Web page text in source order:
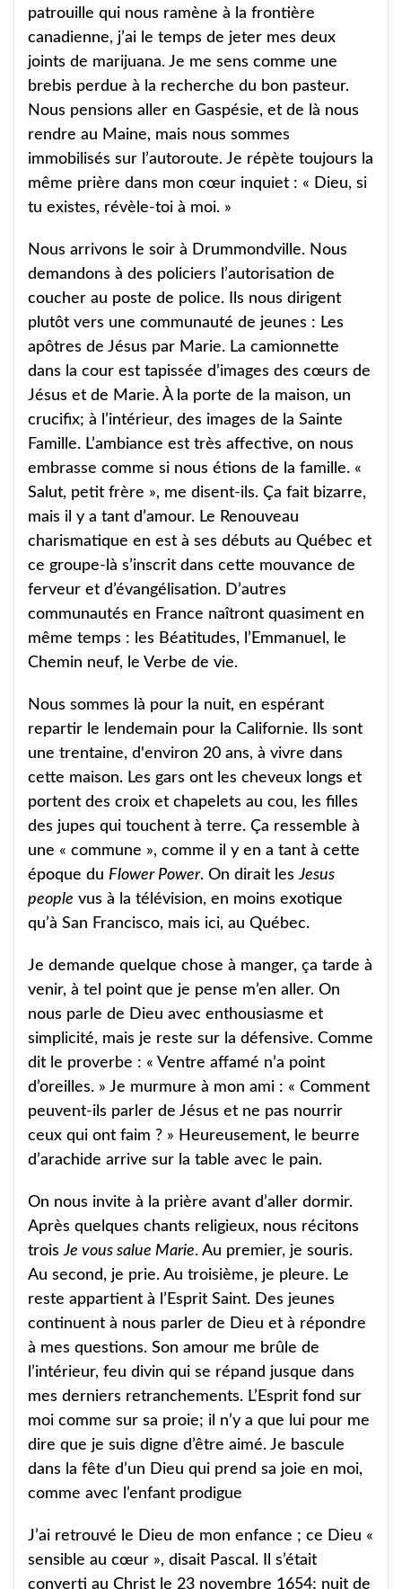
patrouille qui nous ramène à la frontière
canadienne, j’ai le temps de jeter mes deux
joints de marijuana. Je me sens comme une
brebis perdue à la recherche du bon pasteur.
Nous pensions aller en Gaspésie, et de là nous
rendre au Maine, mais nous sommes
immobilisés sur l’autoroute. Je répète toujours la
même prière dans mon cœur inquiet : « Dieu, si
tu existes, révèle-toi à moi. »
Nous arrivons le soir à Drummondville. Nous
demandons à des policiers l’autorisation de
coucher au poste de police. Ils nous dirigent
plutôt vers une communauté de jeunes : Les
apôtres de Jésus par Marie. La camionnette
dans la cour est tapissée d’images des cœurs de
Jésus et de Marie. À la porte de la maison, un
crucifix; à l’intérieur, des images de la Sainte
Famille. L’ambiance est très affective, on nous
embrasse comme si nous étions de la famille. «
Salut, petit frère », me disent-ils. Ça fait bizarre,
mais il y a tant d’amour. Le Renouveau
charismatique en est à ses débuts au Québec et
ce groupe-là s’inscrit dans cette mouvance de
ferveur et d’évangélisation. D’autres
communautés en France naîtront quasiment en
même temps : les Béatitudes, l’Emmanuel, le
Chemin neuf, le Verbe de vie.
Nous sommes là pour la nuit, en espérant
repartir le lendemain pour la Californie. Ils sont
une trentaine, d'environ 20 ans, à vivre dans
cette maison. Les gars ont les cheveux longs et
portent des croix et chapelets au cou, les filles
des jupes qui touchent à terre. Ça ressemble à
une « commune », comme il y en a tant à cette
époque du Flower Power. On dirait lesJesus
people vus à la télévision, en moins exotique
qu’à San Francisco, mais ici, au Québec.
Je demande quelque chose à manger, ça tarde à
venir, à tel point que je pense m’en aller. On
nous parle de Dieu avec enthousiasme et
simplicité, mais je reste sur la défensive. Comme
dit le proverbe : « Ventre affamé n’a point
d’oreilles. » Je murmure à mon ami : « Comment
peuvent-ils parler de Jésus et ne pas nourrir
ceux qui ont faim ? » Heureusement, le beurre
d’arachide arrive sur la table avec le pain.
On nous invite à la prière avant d’aller dormir.
Après quelques chants religieux, nous récitons
troisJe vous salue Marie. Au premier, je souris.
Au second, je prie. Au troisième, je pleure. Le
reste appartient à l’Esprit Saint. Des jeunes
continuent à nous parler de Dieu et à répondre
à mes questions. Son amour me brûle de
l’intérieur, feu divin qui se répand jusque dans
mes derniers retranchements. L’Esprit fond sur
moi comme sur sa proie; il n’y a que lui pour me
dire que je suis digne d’être aimé. Je bascule
dans la fête d’un Dieu qui prend sa joie en moi,
comme avec l’enfant prodigue
J’ai retrouvé le Dieu de mon enfance ; ce Dieu «
sensible au cœur », disait Pascal. Il s’était
converti au Christ le 23 novembre 1654; nuit de